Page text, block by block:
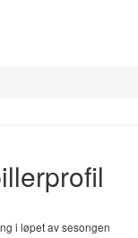
i løpet av sesongen